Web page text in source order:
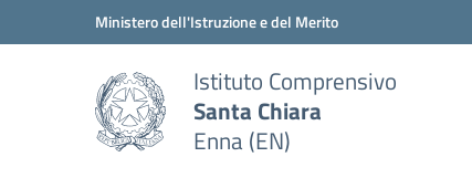
Vai ai contenuti
Vai al menu di navigazioneMinistero dell'Istruzione e del Merito
Istituto Comprensivo
Santa Chiara
Enna (EN)